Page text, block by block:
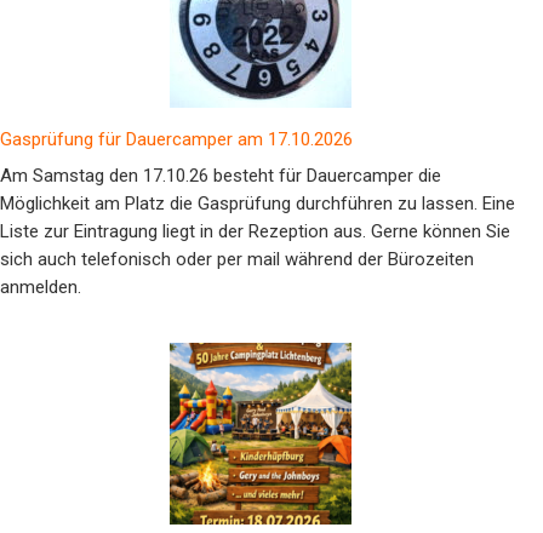
Gasprüfung für Dauercamper am 17.10.2026
Am Samstag den 17.10.26 besteht für Dauercamper die
Möglichkeit am Platz die Gasprüfung durchführen zu lassen. Eine
Liste zur Eintragung liegt in der Rezeption aus. Gerne können Sie
sich auch telefonisch oder per mail während der Bürozeiten
anmelden.